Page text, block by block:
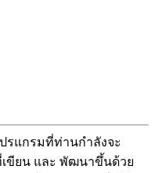
รแกรมที่ท่านกำลังจะ
ขียน และ พัฒนาขึ้นด้วย